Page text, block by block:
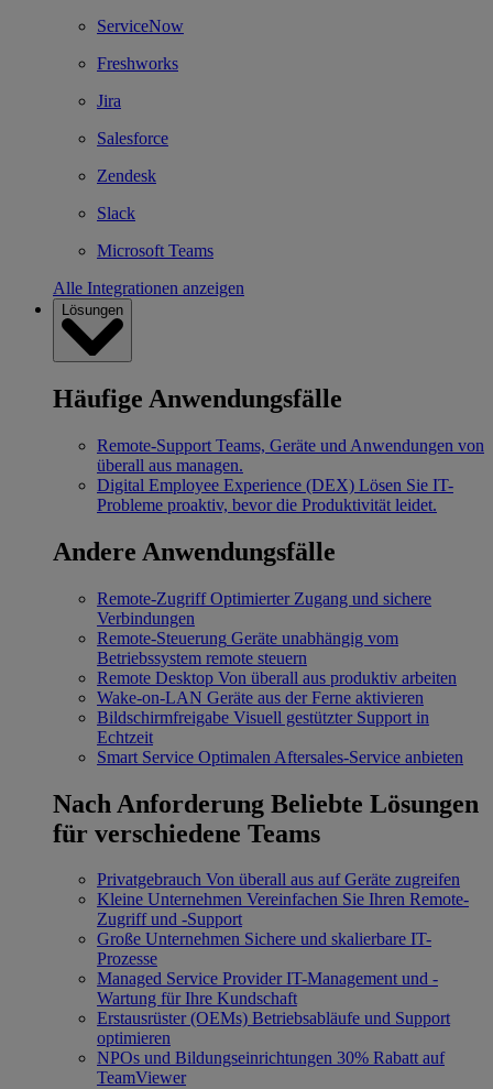
ServiceNow
Freshworks
Jira
Salesforce
Zendesk
Slack
Microsoft Teams
Alle Integrationen anzeigen
Lösungen
Häufige Anwendungsfälle
Remote-Support Teams, Geräte und Anwendungen von
überall aus managen.
Digital Employee Experience (DEX) Lösen Sie IT-
Probleme proaktiv, bevor die Produktivität leidet.
Andere Anwendungsfälle
Remote-Zugriff Optimierter Zugang und sichere
Verbindungen
Remote-Steuerung Geräte unabhängig vom
Betriebssystem remote steuern
Remote Desktop Von überall aus produktiv arbeiten
Wake-on-LAN Geräte aus der Ferne aktivieren
Bildschirmfreigabe Visuell gestützter Support in
Echtzeit
Smart Service Optimalen Aftersales-Service anbieten
Nach Anforderung Beliebte Lösungen
für verschiedene Teams
Privatgebrauch Von überall aus auf Geräte zugreifen
Kleine Unternehmen Vereinfachen Sie Ihren Remote-
Zugriff und -Support
Große Unternehmen Sichere und skalierbare IT-
Prozesse
Managed Service Provider IT-Management und -
Wartung für Ihre Kundschaft
Erstausrüster (OEMs) Betriebsabläufe und Support
optimieren
NPOs und Bildungseinrichtungen 30% Rabatt auf
TeamViewer